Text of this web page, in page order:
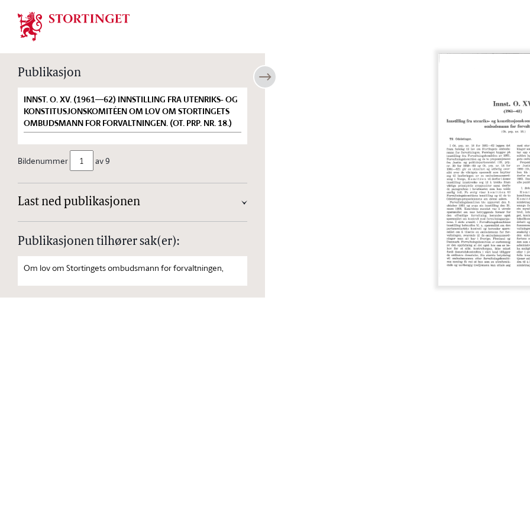
Stortinget.no
Publikasjon
INNST. O. XV. (1961—62) INNSTILLING FRA UTENRIKS- OG
KONSTITUSJONSKOMITÉEN OM LOV OM STORTINGETS
OMBUDSMANN FOR FORVALTNINGEN. (OT. PRP. NR. 18.)
Bildenummer av 9
Last ned publikasjonen
Publikasjonen tilhører sak(er):
Om lov om Stortingets ombudsmann for forvaltningen,